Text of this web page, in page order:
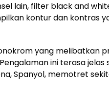
lain, filter black and
kontur dan kontras
yang melibatkan
ini terasa jelas
Spanyol, memotret